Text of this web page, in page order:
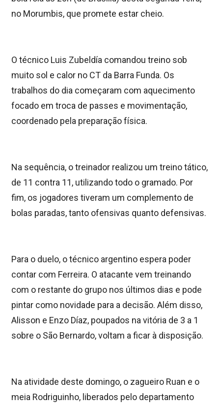
no Morumbis, que promete estar cheio.
O técnico Luis Zubeldía comandou treino sob
muito sol e calor no CT da Barra Funda. Os
trabalhos do dia começaram com aquecimento
focado em troca de passes e movimentação,
coordenado pela preparação física.
Na sequência, o treinador realizou um treino tático,
de 11 contra 11, utilizando todo o gramado. Por
fim, os jogadores tiveram um complemento de
bolas paradas, tanto ofensivas quanto defensivas.
Para o duelo, o técnico argentino espera poder
contar com Ferreira. O atacante vem treinando
com o restante do grupo nos últimos dias e pode
pintar como novidade para a decisão. Além disso,
Alisson e Enzo Díaz, poupados na vitória de 3 a 1
sobre o São Bernardo, voltam a ficar à disposição.
Na atividade deste domingo, o zagueiro Ruan e o
meia Rodriguinho, liberados pelo departamento